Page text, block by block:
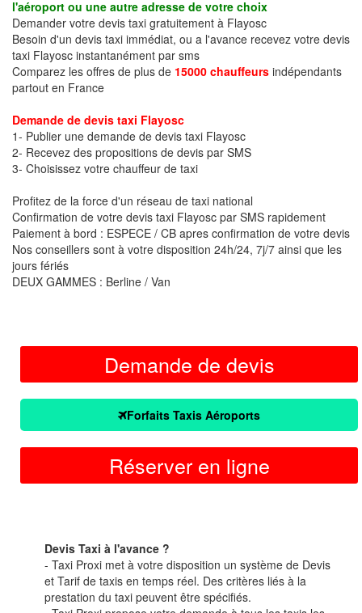
l'aéroport ou une autre adresse de votre choix
Demander votre devis taxi gratuitement à Flayosc
Besoin d'un devis taxi immédiat, ou a l'avance recevez votre devis
taxi Flayosc instantanément par sms
Comparez les offres de plus de 15000 chauffeurs indépendants
partout en France
Demande de devis taxi Flayosc
1- Publier une demande de devis taxi Flayosc
2- Recevez des propositions de devis par SMS
3- Choisissez votre chauffeur de taxi
Profitez de la force d'un réseau de taxi national
Confirmation de votre devis taxi Flayosc par SMS rapidement
Paiement à bord : ESPECE / CB apres confirmation de votre devis
Nos conseillers sont à votre disposition 24h/24, 7j/7 ainsi que les
jours fériés
DEUX GAMMES : Berline / Van
Demande de devis
Forfaits Taxis Aéroports
Réserver en ligne
Devis Taxi à l'avance ?
- Taxi Proxi met à votre disposition un système de Devis
et Tarif de taxis en temps réel. Des critères liés à la
prestation du taxi peuvent être spécifiés.